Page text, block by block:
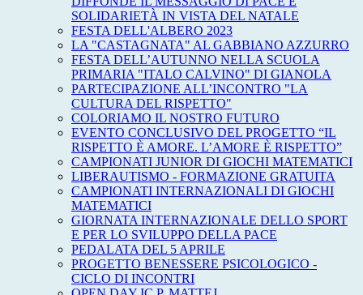
SOLIDARIETÀ IN VISTA DEL NATALE
FESTA DELL'ALBERO 2023
LA "CASTAGNATA" AL GABBIANO AZZURRO
FESTA DELL’AUTUNNO NELLA SCUOLA
PRIMARIA "ITALO CALVINO" DI GIANOLA
PARTECIPAZIONE ALL’INCONTRO "LA
CULTURA DEL RISPETTO"
COLORIAMO IL NOSTRO FUTURO
EVENTO CONCLUSIVO DEL PROGETTO “IL
RISPETTO È AMORE. L’AMORE È RISPETTO”
CAMPIONATI JUNIOR DI GIOCHI MATEMATICI
LIBERAUTISMO - FORMAZIONE GRATUITA
CAMPIONATI INTERNAZIONALI DI GIOCHI
MATEMATICI
GIORNATA INTERNAZIONALE DELLO SPORT
E PER LO SVILUPPO DELLA PACE
PEDALATA DEL 5 APRILE
PROGETTO BENESSERE PSICOLOGICO -
CICLO DI INCONTRI